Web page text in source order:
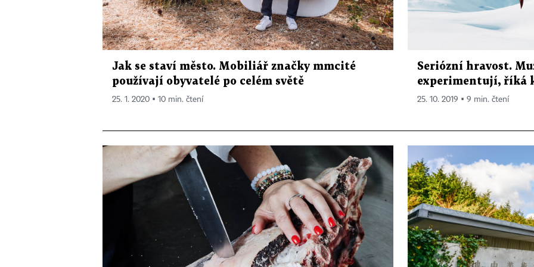
Jak se staví město. Mobiliář značky mmcité
používají obyvatelé po celém světě
25. 1. 2020 ▪ 10 min. čtení
Seriózní hravost.
experimentují, říká
25. 10. 2019 ▪ 9 min. čtení